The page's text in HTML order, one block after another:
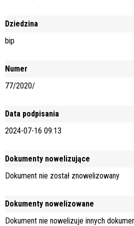
Dziedzina
bip
Numer
77/2020/
Data podpisania
2024-07-16 09:13
Dokumenty nowelizujące
Dokument nie został znowelizowany
Dokumenty nowelizowane
Dokument nie nowelizuje innych